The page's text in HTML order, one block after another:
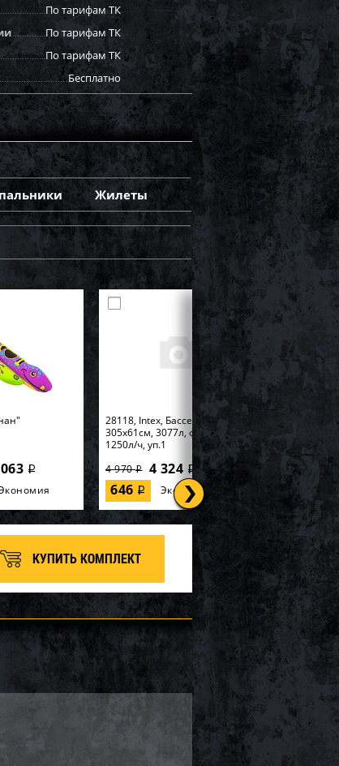
По тарифам ТК
По тарифам ТК
По тарифам ТК
Бесплатно
Жилеты
i
28118, Intex, Бассейн Easy Set
305х61см, 3077л, фил.-насос
1250л/ч, уп.1
4 970i 4 324 i
646 i Экономия
встр.нас...
56595, Intex, Набор для игры
170х170х185см "Горилла" с
разбрызгивателем, уп.2
КУПИТЬ КОМПЛЕКТ